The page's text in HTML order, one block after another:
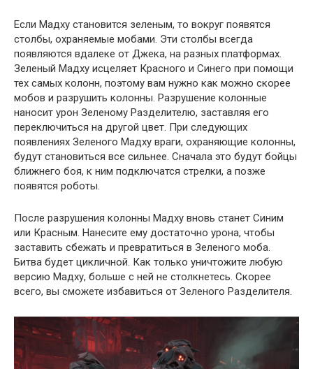
Если Мадху становится зеленым, то вокруг появятся
столбы, охраняемые мобами. Эти столбы всегда
появляются вдалеке от Джека, на разных платформах.
Зеленый Мадху исцеляет Красного и Синего при помощи
тех самых колонн, поэтому вам нужно как можно скорее
мобов и разрушить колонны. Разрушение колонные
наносит урон Зеленому Разделителю, заставляя его
переключиться на другой цвет. При следующих
появлениях Зеленого Мадху враги, охраняющие колонны,
будут становиться все сильнее. Сначала это будут бойцы
ближнего боя, к ним подключатся стрелки, а позже
появятся роботы.
После разрушения колонны Мадху вновь станет Синим
или Красным. Нанесите ему достаточно урона, чтобы
заставить сбежать и превратиться в Зеленого моба.
Битва будет цикличной. Как только уничтожите любую
версию Мадху, больше с ней не столкнетесь. Скорее
всего, вы сможете избавиться от Зеленого Разделителя.